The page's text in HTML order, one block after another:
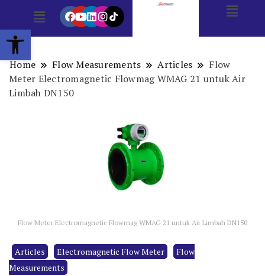
Open toolbar
Home Flow Measurements Articles
Flow
Meter Electromagnetic Flowmag WMAG 21 untuk Air
Limbah DN150
Flow Meter Electromagnetic Flowmag WMAG 21 untuk Air Limbah DN150
Articles Electromagnetic Flow Meter
Flow
Measurements